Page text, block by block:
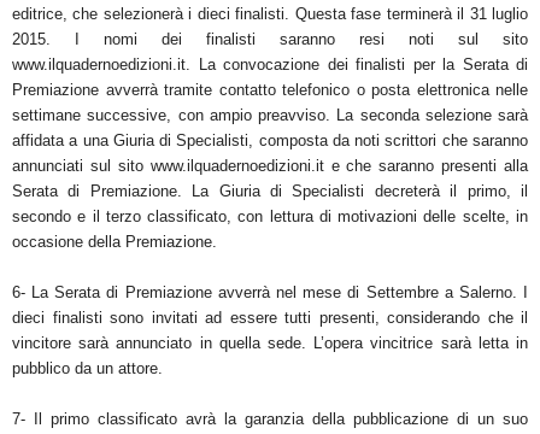
editrice, che selezionerà i dieci finalisti. Questa fase terminerà il 31 luglio
2015. I nomi dei finalisti saranno resi noti sul sito
www.ilquadernoedizioni.it. La convocazione dei finalisti per la Serata di
Premiazione avverrà tramite contatto telefonico o posta elettronica nelle
settimane successive, con ampio preavviso. La seconda selezione sarà
affidata a una Giuria di Specialisti, composta da noti scrittori che saranno
annunciati sul sito www.ilquadernoedizioni.it e che saranno presenti alla
Serata di Premiazione. La Giuria di Specialisti decreterà il primo, il
secondo e il terzo classificato, con lettura di motivazioni delle scelte, in
occasione della Premiazione.
6- La Serata di Premiazione avverrà nel mese di Settembre a Salerno. I
dieci finalisti sono invitati ad essere tutti presenti, considerando che il
vincitore sarà annunciato in quella sede. L’opera vincitrice sarà letta in
pubblico da un attore.
7- Il primo classificato avrà la garanzia della pubblicazione di un suo